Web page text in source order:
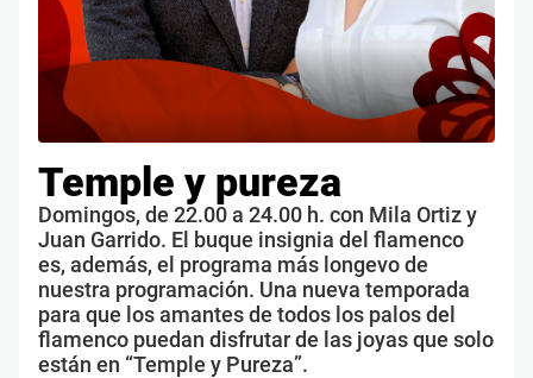
Temple y pureza
Domingos, de 22.00 a 24.00 h. con Mila Ortiz y
Juan Garrido. El buque insignia del flamenco
es, además, el programa más longevo de
nuestra programación. Una nueva temporada
para que los amantes de todos los palos del
flamenco puedan disfrutar de las joyas que solo
están en “Temple y Pureza”.